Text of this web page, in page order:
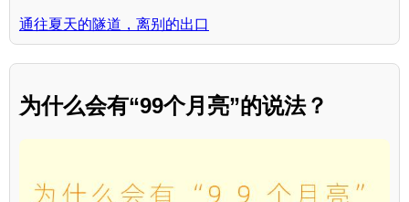
通往夏天的隧道，离别的出口
为什么会有“99个月亮”的说法？